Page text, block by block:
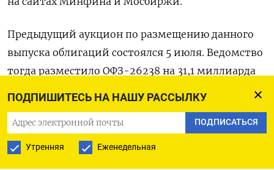
ПОДПИШИТЕСЬ НА НАШУ РАССЫЛКУ
ПОДПИСАТЬСЯ
Утренняя Еженедельная
Предыдущий аукцион по размещению данного
выпуска облигаций состоялся 5 июля. Ведомство
тогда разместило ОФЗ-26238 на 31,1 миллиарда
рублей под средневзвешенную доходность 11,09%
бюро)